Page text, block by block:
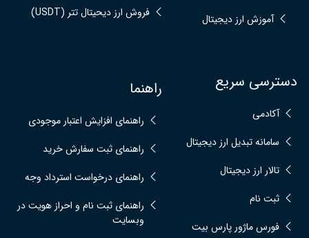
آموزش ارز دیجیتال
فروش ارز دیحیتال تتر (USDT)
دسترسی سریع
آکادمی
سامانه تبدیل ارز دیجیتال
تالار ارز دیجیتال
ثبت نام
فورس ماژور پارس بیت
راهنما
راهنمای افزایش اعتبار موجودی
راهنمای ثبت سفارش خرید
راهنمای درخواست استرداد وجه
راهنمای ثبت نام و احراز هویت در
وبسایت